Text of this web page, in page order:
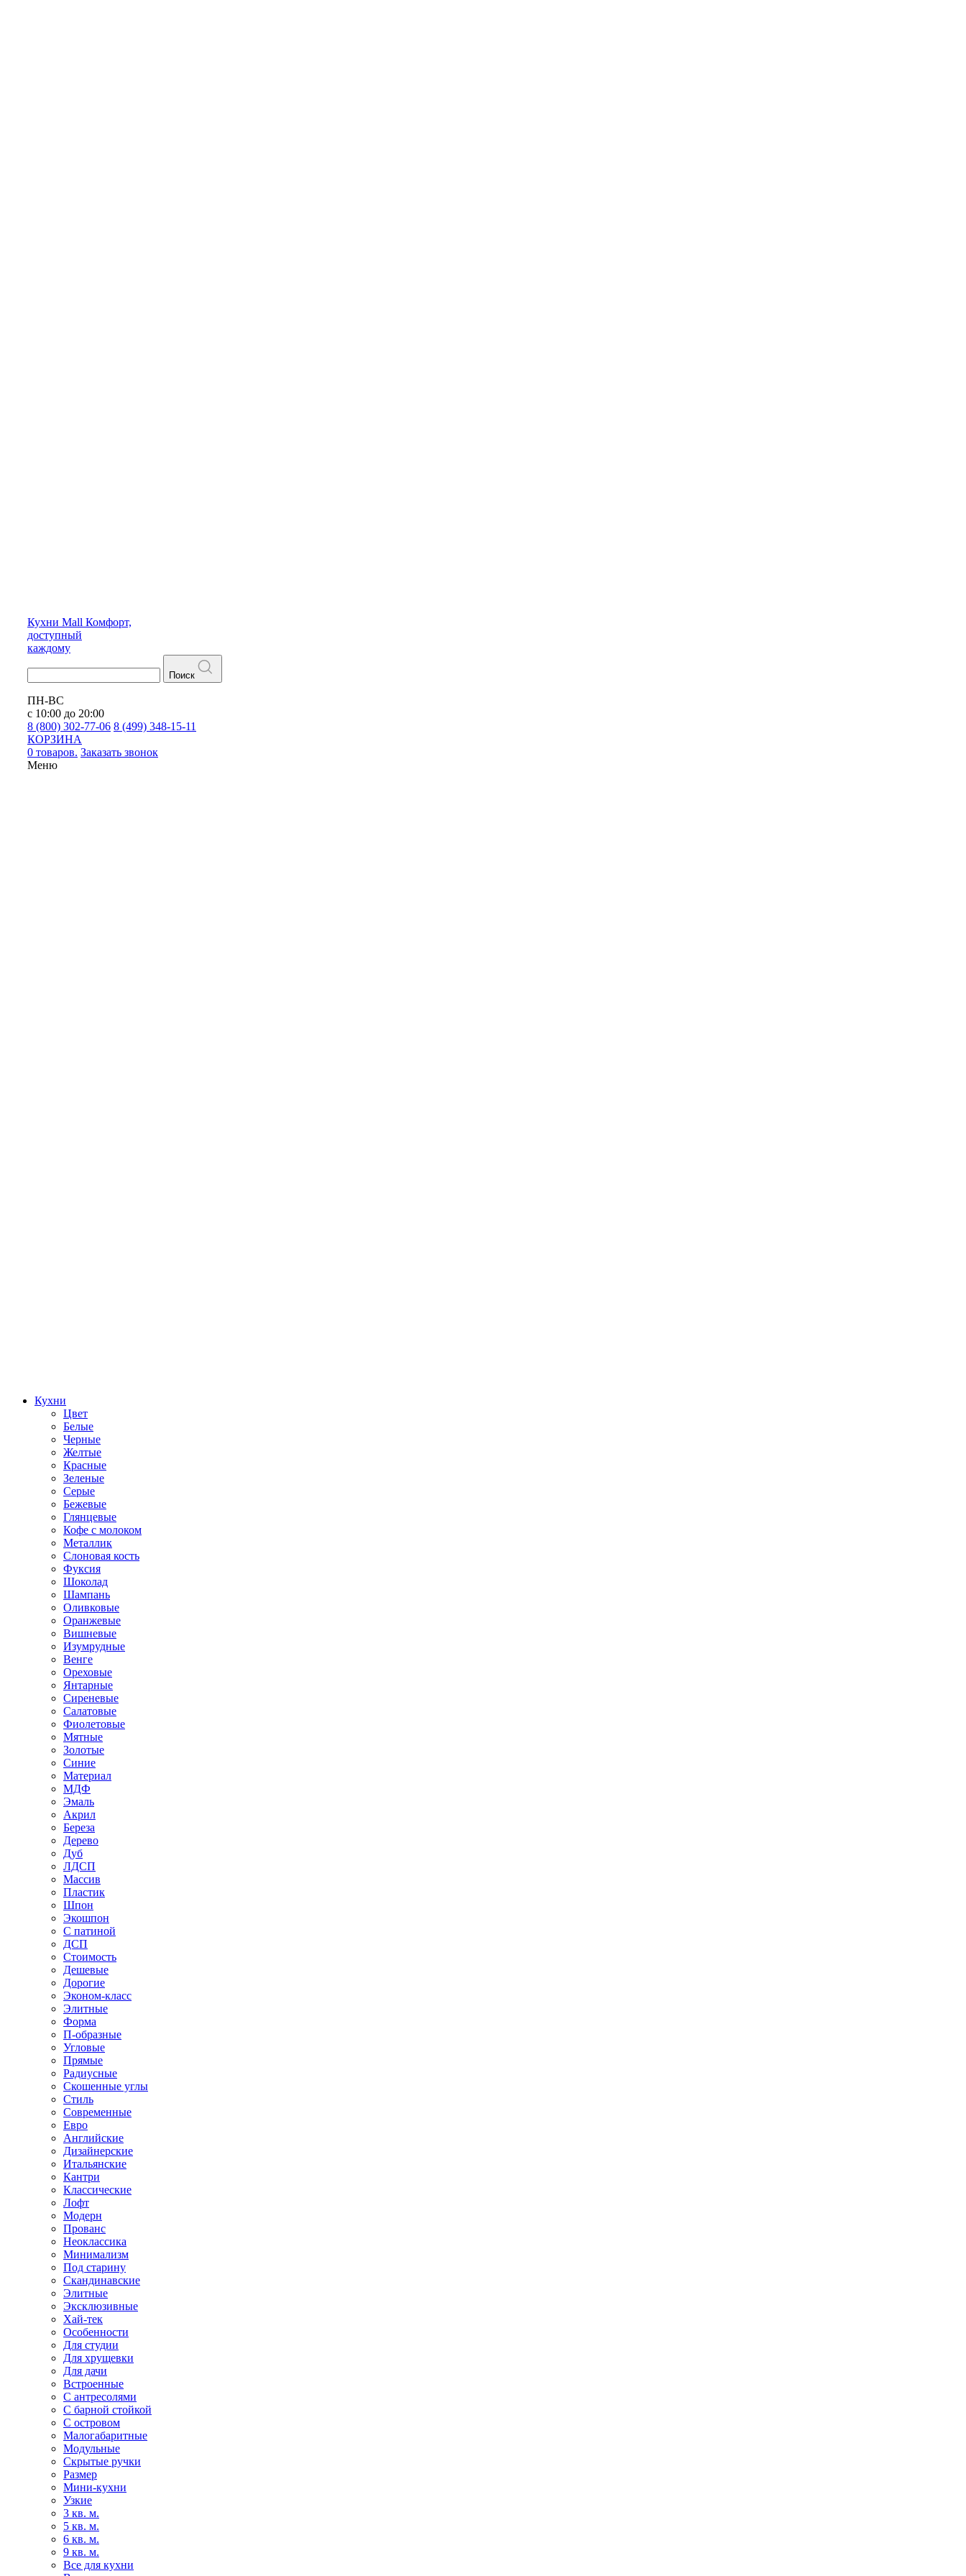
Кухни Mall Комфорт,
доступный
каждому
Поиск
ПН-ВС
с 10:00 до 20:00
8 (800) 302-77-06 8 (499) 348-15-11
КОРЗИНА
0 товаров. Заказать звонок
Меню
Кухни
Цвет
Белые
Черные
Желтые
Красные
Зеленые
Серые
Бежевые
Глянцевые
Кофе с молоком
Металлик
Слоновая кость
Фуксия
Шоколад
Шампань
Оливковые
Оранжевые
Вишневые
Изумрудные
Венге
Ореховые
Янтарные
Сиреневые
Салатовые
Фиолетовые
Мятные
Золотые
Синие
Материал
МДФ
Эмаль
Акрил
Береза
Дерево
Дуб
ЛДСП
Массив
Пластик
Шпон
Экошпон
С патиной
ДСП
Стоимость
Дешевые
Дорогие
Эконом-класс
Элитные
Форма
П-образные
Угловые
Прямые
Радиусные
Скошенные углы
Стиль
Современные
Евро
Английские
Дизайнерские
Итальянские
Кантри
Классические
Лофт
Модерн
Прованс
Неоклассика
Минимализм
Под старину
Скандинавские
Элитные
Эксклюзивные
Хай-тек
Особенности
Для студии
Для хрущевки
Для дачи
Встроенные
С антресолями
С барной стойкой
С островом
Малогабаритные
Модульные
Скрытые ручки
Размер
Мини-кухни
Узкие
3 кв. м.
5 кв. м.
6 кв. м.
9 кв. м.
Все для кухни